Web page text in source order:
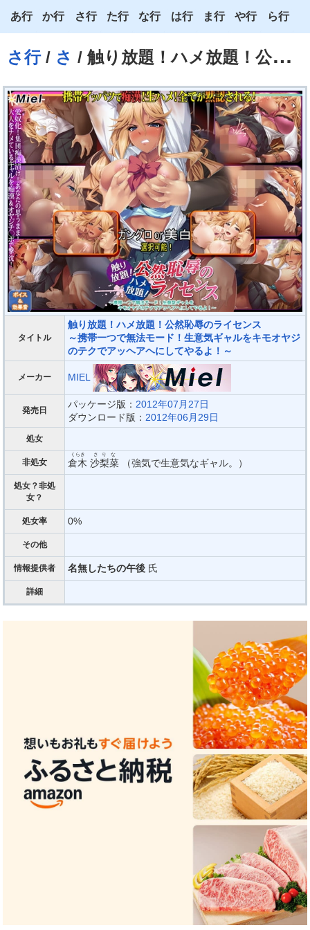
さ行/ さ / 触り放題！ハメ放題！公然恥辱のライセンス
あ行
い
う
え
お
か行
き
く
け
こ
さ行
し
す
せ
そ
た行
ち
つ
て
と
な行
に
ぬ
ね
の
は行
ひ
ふ
へ
ほ
ま行
み
む
め
も
や行
ゆ
よ
わ
ら行
り
る
れ
ろ
タイトル
触り放題！ハメ放題！公然恥辱のライセンス
～携帯一つで無法モード！生意気ギャルをキモオヤジ
のテクでアッヘアヘにしてやるよ！～
メーカー MIEL
発売日
パッケージ版： 2012年07月27日
ダウンロード版： 2012年06月29日
処女
非処女 倉木
くらき
沙梨菜
さりな
（強気で生意気なギャル。）
処女？非処
女？
処女率 0%
その他
情報提供者 名無したちの午後 氏
詳細